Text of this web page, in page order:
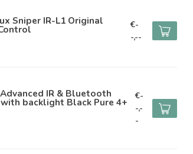
Sniper IR-L1 Original
€-
-,--
IR & Bluetooth
backlight Black Pure 4+
€-
-,-
-